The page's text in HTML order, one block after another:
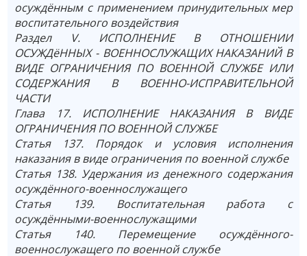
осуждённым с применением принудительных мер
воспитательного воздействия
Раздел V. ИСПОЛНЕНИЕ В ОТНОШЕНИИ
ОСУЖДёННЫХ - ВОЕННОСЛУЖАЩИХ НАКАЗАНИЙ В
ВИДЕ ОГРАНИЧЕНИЯ ПО ВОЕННОЙ СЛУЖБЕ ИЛИ
СОДЕРЖАНИЯ В ВОЕННО-ИСПРАВИТЕЛЬНОЙ
ЧАСТИ
Глава 17. ИСПОЛНЕНИЕ НАКАЗАНИЯ В ВИДЕ
ОГРАНИЧЕНИЯ ПО ВОЕННОЙ СЛУЖБЕ
Статья 137. Порядок и условия исполнения
наказания в виде ограничения по военной службе
Статья 138. Удержания из денежного содержания
осуждённого-военнослужащего
Статья 139. Воспитательная работа с
осуждёнными-военнослужащими
Статья 140. Перемещение осуждённого-
военнослужащего по военной службе